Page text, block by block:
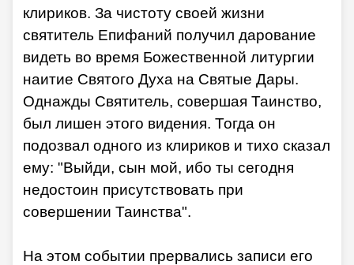
клириков. За чистоту своей жизни
святитель Епифаний получил дарование
видеть во время Божественной литургии
наитие Святого Духа на Святые Дары.
Однажды Святитель, совершая Таинство,
был лишен этого видения. Тогда он
подозвал одного из клириков и тихо сказал
ему: "Выйди, сын мой, ибо ты сегодня
недостоин присутствовать при
совершении Таинства".
На этом событии прервались записи его